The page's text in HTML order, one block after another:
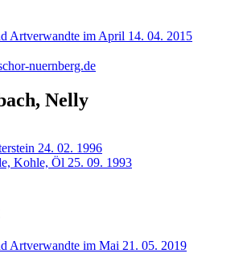
Artverwandte im April 14. 04. 2015
nuernberg.de
Nelly
24. 02. 1996
Kohle, Öl 25. 09. 1993
Artverwandte im Mai 21. 05. 2019